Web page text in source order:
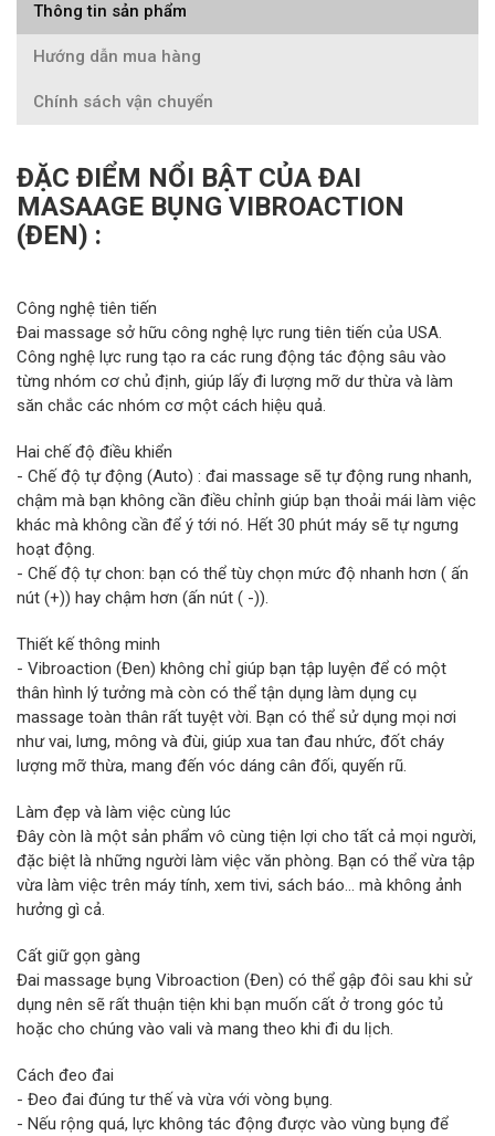
Thông tin sản phẩm
Hướng dẫn mua hàng
Chính sách vận chuyển
ĐẶC ĐIỂM NỔI BẬT CỦA ĐAI
MASAAGE BỤNG VIBROACTION
(ĐEN) :
Công nghệ tiên tiến
Đai massage sở hữu công nghệ lực rung tiên tiến của USA.
Công nghệ lực rung tạo ra các rung động tác động sâu vào
từng nhóm cơ chủ định, giúp lấy đi lượng mỡ dư thừa và làm
săn chắc các nhóm cơ một cách hiệu quả.
Hai chế độ điều khiển
- Chế độ tự động (Auto) : đai massage sẽ tự động rung nhanh,
chậm mà bạn không cần điều chỉnh giúp bạn thoải mái làm việc
khác mà không cần để ý tới nó. Hết 30 phút máy sẽ tự ngưng
hoạt động.
- Chế độ tự chon: bạn có thể tùy chọn mức độ nhanh hơn ( ấn
nút (+)) hay chậm hơn (ấn nút ( -)).
Thiết kế thông minh
- Vibroaction (Đen) không chỉ giúp bạn tập luyện để có một
thân hình lý tưởng mà còn có thể tận dụng làm dụng cụ
massage toàn thân rất tuyệt vời. Bạn có thể sử dụng mọi nơi
như vai, lưng, mông và đùi, giúp xua tan đau nhức, đốt cháy
lượng mỡ thừa, mang đến vóc dáng cân đối, quyến rũ.
Làm đẹp và làm việc cùng lúc
Đây còn là một sản phẩm vô cùng tiện lợi cho tất cả mọi người,
đặc biệt là những người làm việc văn phòng. Bạn có thể vừa tập
vừa làm việc trên máy tính, xem tivi, sách báo... mà không ảnh
hưởng gì cả.
Cất giữ gọn gàng
Đai massage bụng Vibroaction (Đen) có thể gập đôi sau khi sử
dụng nên sẽ rất thuận tiện khi bạn muốn cất ở trong góc tủ
hoặc cho chúng vào vali và mang theo khi đi du lịch.
Cách đeo đai
- Đeo đai đúng tư thế và vừa với vòng bụng.
- Nếu rộng quá, lực không tác động được vào vùng bụng để